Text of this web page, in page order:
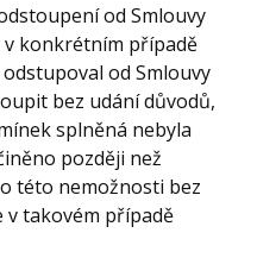
od Smlouvy
v konkrétním případě
od Smlouvy
bez udání důvodů,
splněná nebyla
později než
této nemožnosti bez
v takovém případě